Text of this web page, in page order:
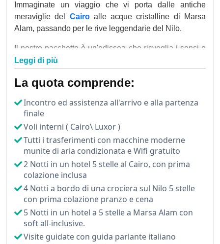
Immaginate un viaggio che vi porta dalle antiche
meraviglie del Cairoalle acque cristalline di Marsa
Alam, passando per le rive leggendarie del Nilo.
Il nostro pacchetto è un'odissea che risveglia i sensi e
nutre l'anima, un'avventura che fonde storia millenaria,
Il vostro viaggio inizia nella pulsante metropoli del
Cairo, dove l'aria vibra di energia antica e moderna.
L'alba vi trova ai piedi delle Piramidi di Giza, le loro
zafferano.
Mentre il sole sorge, illuminando le antiche pietre,
sentite il peso della storia sotto i vostri piedi. La Sfinge,
con il suo sguardo enigmatico, sembra sussurrarvi
segreti millenari.
La vostra avventura prosegue a bordo di una lussuosa
nave da crociera sul Nilo.
Leggi di più
La quota comprende:
Incontro ed assistenza all'arrivo e alla partenza
finale
Voli interni ( Cairo\ Luxor )
Tutti i trasferimenti con macchine moderne
munite di aria condizionata e Wifi gratuito
2 Notti in un hotel 5 stelle al Cairo, con prima
colazione inclusa
4 Notti a bordo di una crociera sul Nilo 5 stelle
con prima colazione pranzo e cena
5 Notti in un hotel a 5 stelle a Marsa Alam con
soft all-inclusive.
Visite guidate con guida parlante italiano